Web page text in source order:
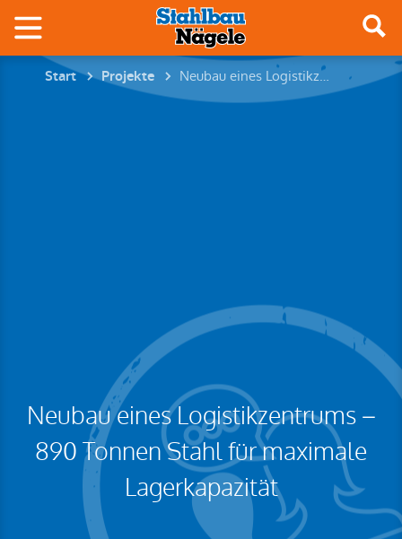
Start Projekte Neubau eines Logistikzentrums – 890 Tonnen Stahl für maximale Lagerkapazität
Neubau eines Logistikzentrums –
890 Tonnen Stahl für maximale
Lagerkapazität